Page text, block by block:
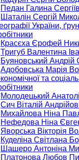
Педан Галина
Шаталін Сергій
України,
Красєха Єрофей
Тригуб Валентина
Буяновський Андрій
Адобовська Марія
та
Молодецький
Cич Вітaлій
Михайлова Ніна
Нефедова Ніна
Яворська Вікторія
Куделіна Світлана
Шашеро Антоніна
Платонова Любов